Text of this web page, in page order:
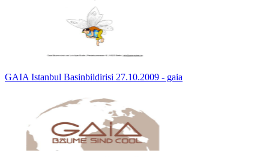
GAIA Istanbul Basinbildirisi 27.10.2009 - gaia